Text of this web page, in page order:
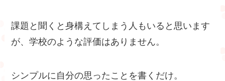
課題と聞くと身構えてしまう人もいると思います
が、学校のような評価はありません。
シンプルに自分の思ったことを書くだけ。